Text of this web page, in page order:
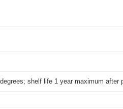
shelf life 1 year maximum after